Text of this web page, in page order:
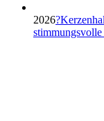
2026